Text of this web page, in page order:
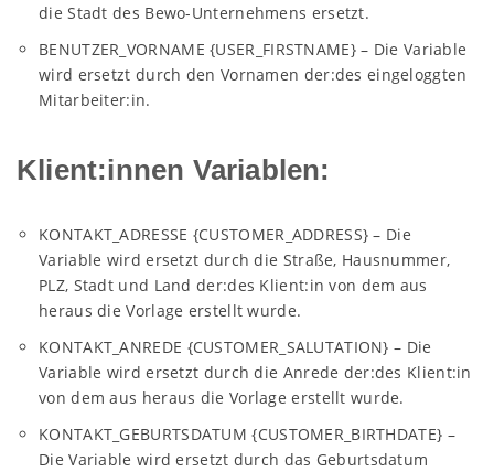
die Stadt des Bewo-Unternehmens ersetzt.
BENUTZER_VORNAME {USER_FIRSTNAME} – Die Variable
wird ersetzt durch den Vornamen der:des eingeloggten
Mitarbeiter:in.
Klient:innen Variablen:
KONTAKT_ADRESSE {CUSTOMER_ADDRESS} – Die
Variable wird ersetzt durch die Straße, Hausnummer,
PLZ, Stadt und Land der:des Klient:in von dem aus
heraus die Vorlage erstellt wurde.
KONTAKT_ANREDE {CUSTOMER_SALUTATION} – Die
Variable wird ersetzt durch die Anrede der:des Klient:in
von dem aus heraus die Vorlage erstellt wurde.
KONTAKT_GEBURTSDATUM {CUSTOMER_BIRTHDATE} –
Die Variable wird ersetzt durch das Geburtsdatum